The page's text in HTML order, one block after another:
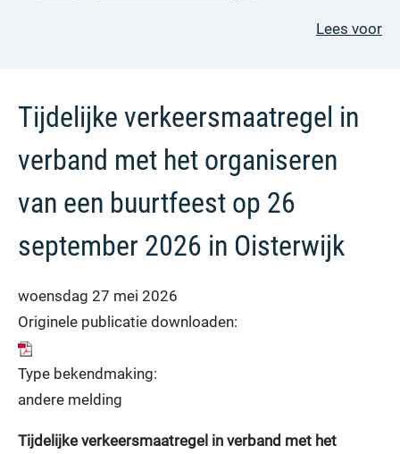
Lees voor
Tijdelijke verkeersmaatregel in
verband met het organiseren
van een buurtfeest op 26
september 2026 in Oisterwijk
woensdag 27 mei 2026
Originele publicatie downloaden:
Type bekendmaking:
andere melding
Tijdelijke verkeersmaatregel in verband met het